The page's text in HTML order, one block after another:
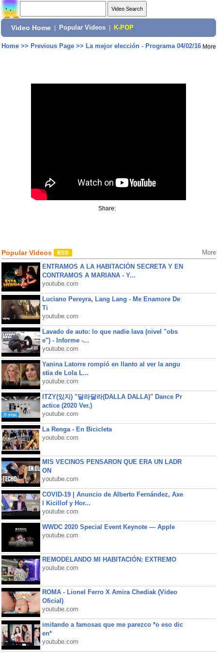
Video Home Popular Videos K-POP
Home>> Previous Page>> La mejor elección - Programa 04/02/16 More
Share:
Popular Videos More
ENTRAMOS A LA HABITACIÓN SECRETA Y EN
CONTRAMOS A MARIANA - Y...
youtube.com
Luciano Pereyra, Lang Lang - Me Enamore De
Ti
youtube.com
Lavado de auto: lo que nadie lava (nivel "obs
e") - Informe -...
youtube.com
Yanina Latorre rompió en llanto al ver la angu
stia de Lola L...
youtube.com
ITZY(있지) "달라달라(DALLA DALLA)" Dance Pr
actice (2020 Ver.)
youtube.com
La Renga - En Bicicleta
youtube.com
MIS VECINOS PENSARON QUE ERA UN LADR
ON
youtube.com
COVID-19 | Anuncio de Alberto Fernández, Axe
l Kicillof y Hor...
youtube.com
WWDC 2020 Special Event Keynote — Apple
youtube.com
REMODELANDO MI HABITACIÓN: EXTREMO
youtube.com
ROMA - Lionel Ferro X Amira Chediak (Video
Oficial)
youtube.com
imitando a famosas que me parezco *o eso dic
en*
youtube.com